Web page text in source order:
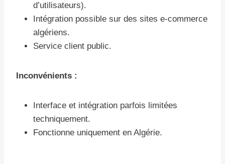
d’utilisateurs).
Intégration possible sur des sites e-commerce
algériens.
Service client public.
Inconvénients :
Interface et intégration parfois limitées
techniquement.
Fonctionne uniquement en Algérie.